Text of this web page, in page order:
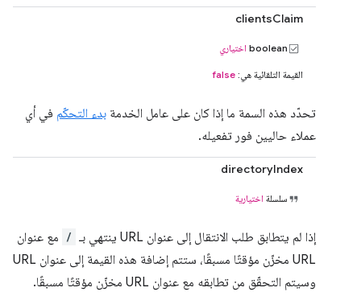
clientsClaim
boolean اختياري
القيمة التلقائية هي: false
تحدّد هذه السمة ما إذا كان على عامل الخدمة بدء التحكّم في أي
عملاء حاليين فور تفعيله.
directoryIndex
سلسلة اختيارية
إذا لم يتطابق طلب الانتقال إلى عنوان URL ينتهي بـ / مع عنوان
URL مخزّن مؤقتًا مسبقًا، ستتم إضافة هذه القيمة إلى عنوان URL
وسيتم التحقّق من تطابقه مع عنوان URL مخزّن مؤقتًا مسبقًا.